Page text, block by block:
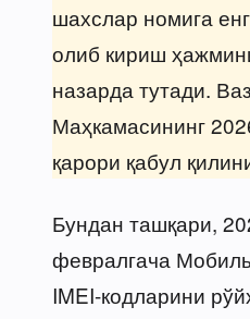
шахслар номига
олиб кириш
назарда тутади.
Маҳкамасининг
қарори қабул
Бундан ташқари,
февралгача
IMEI-кодларини